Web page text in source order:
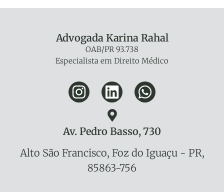
Advogada Karina Rahal
OAB/PR 93.738
Especialista em Direito Médico
Av. Pedro Basso, 730
Alto São Francisco, Foz do Iguaçu - PR,
85863-756